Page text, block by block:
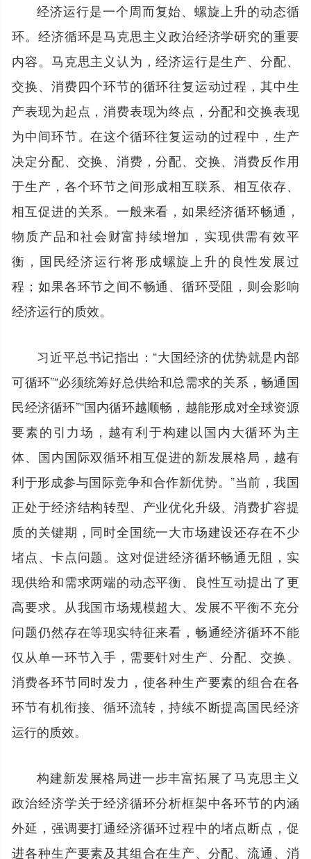
经济运行是一个周而复始、螺旋上升的动态循
环。经济循环是马克思主义政治经济学研究的重要
内容。马克思主义认为，经济运行是生产、分配、
交换、消费四个环节的循环往复运动过程，其中生
产表现为起点，消费表现为终点，分配和交换表现
为中间环节。在这个循环往复运动的过程中，生产
决定分配、交换、消费，分配、交换、消费反作用
于生产，各个环节之间形成相互联系、相互依存、
相互促进的关系。一般来看，如果经济循环畅通，
物质产品和社会财富持续增加，实现供需有效平
衡，国民经济运行将形成螺旋上升的良性发展过
程；如果各环节之间不畅通、循环受阻，则会影响
经济运行的质效。
习近平总书记指出：“大国经济的优势就是内部
可循环”“必须统筹好总供给和总需求的关系，畅通国
民经济循环”“国内循环越顺畅，越能形成对全球资源
要素的引力场，越有利于构建以国内大循环为主
体、国内国际双循环相互促进的新发展格局，越有
利于形成参与国际竞争和合作新优势。”当前，我国
正处于经济结构转型、产业优化升级、消费扩容提
质的关键期，同时全国统一大市场建设还存在不少
堵点、卡点问题。这对促进经济循环畅通无阻，实
现供给和需求两端的动态平衡、良性互动提出了更
高要求。从我国市场规模超大、发展不平衡不充分
问题仍然存在等现实特征来看，畅通经济循环不能
仅从单一环节入手，需要针对生产、分配、交换、
消费各环节同时发力，使各种生产要素的组合在各
环节有机衔接、循环流转，持续不断提高国民经济
运行的质效。
构建新发展格局进一步丰富拓展了马克思主义
政治经济学关于经济循环分析框架中各环节的内涵
外延，强调要打通经济循环过程中的堵点断点，促
进各种生产要素及其组合在生产、分配、流通、消